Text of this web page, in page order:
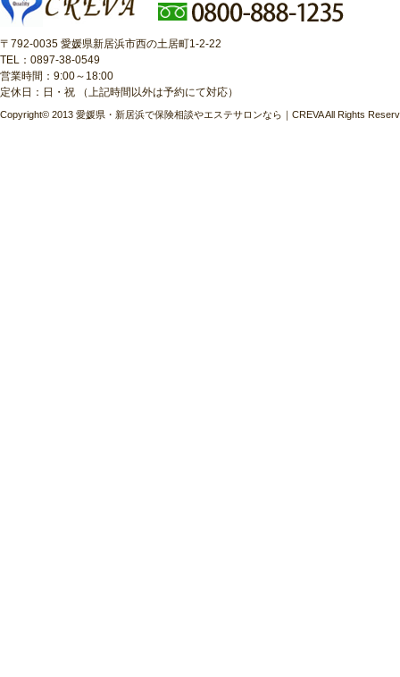
〒792-0035 愛媛県新居浜市西の土居町1-2-22
TEL：0897-38-0549
営業時間：9:00～18:00
定休日：日・祝 （上記時間以外は予約にて対応）
Copyright© 2013 愛媛県・新居浜で保険相談やエステサロンなら｜CREVA All Rights